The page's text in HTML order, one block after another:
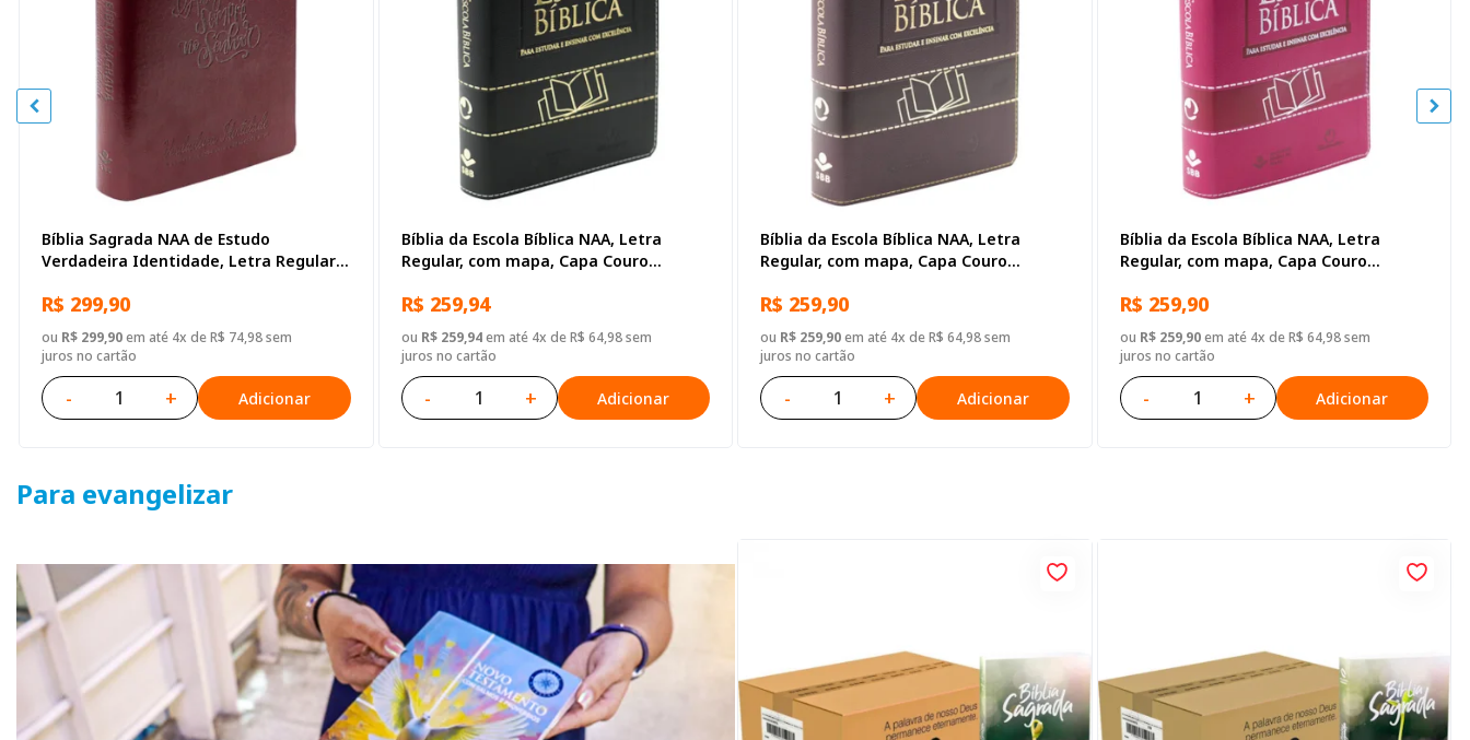
Bíblia Sagrada NAA de Estudo
Verdadeira Identidade, Letra Regular,
Ilustrada Marrom
R$ 299,90
ou R$ 299,90em até 4x de R$ 74,98 sem
juros no cartão
- + Adicionar
Bíblia da Escola Bíblica NAA, Letra
Regular, com mapa, Capa Couro
R$ 259,94
ou R$ 259,94em até 4x de R$ 64,98 sem
juros no cartão
- + Adicionar
Bíblia da Escola Bíblica NAA, Letra
Regular, com mapa, Capa Couro
R$ 259,90
ou R$ 259,90em até 4x de R$ 64,98 sem
juros no cartão
- + Adicionar
Bíblia da Escola Bíblica NAA, Letra
Regular, com mapa, Capa Couro
R$ 259,90
ou R$ 259,90em até 4x de R$ 64,98 sem
juros no cartão
- + Adicionar
Para evangelizar